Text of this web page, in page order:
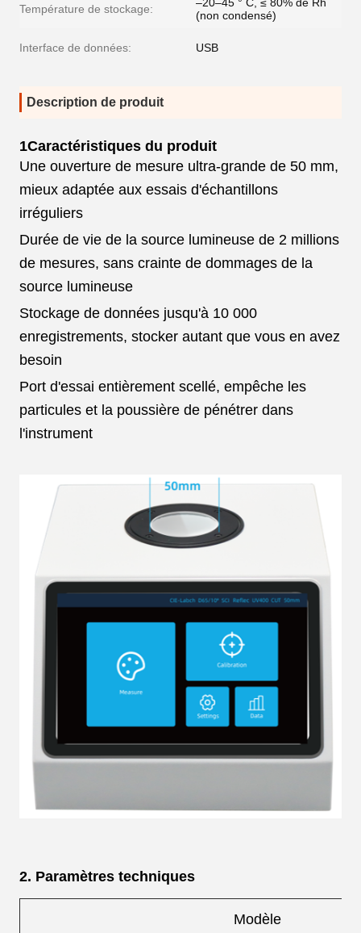
Température de stockage:
(non condensé)
Interface de données: USB
Description de produit
1Caractéristiques du produit
Une ouverture de mesure ultra-grande de 50 mm,
mieux adaptée aux essais d'échantillons
irréguliers
Durée de vie de la source lumineuse de 2 millions
de mesures, sans crainte de dommages de la
source lumineuse
Stockage de données jusqu'à 10 000
enregistrements, stocker autant que vous en avez
besoin
Port d'essai entièrement scellé, empêche les
particules et la poussière de pénétrer dans
l'instrument
2. Paramètres techniques
Modèle